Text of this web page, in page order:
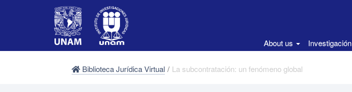
About us Investigación
Biblioteca Jurídica Virtual / La subcontratación: un fenómeno global